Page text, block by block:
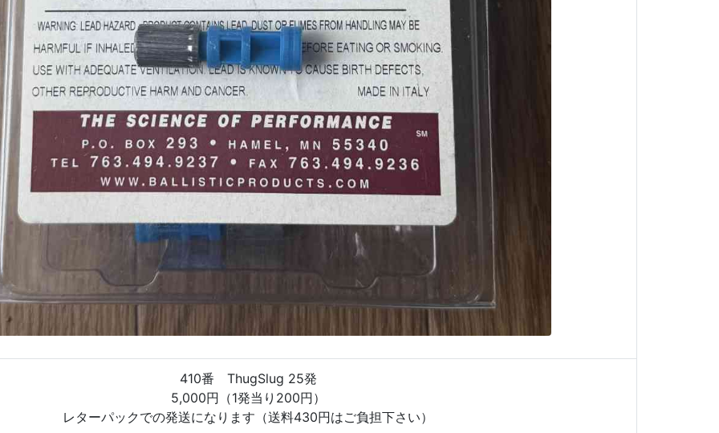
410番 ThugSlug 25発
5,000円（1発当り200円）
レターパックでの発送になります（送料430円はご負担下さい）